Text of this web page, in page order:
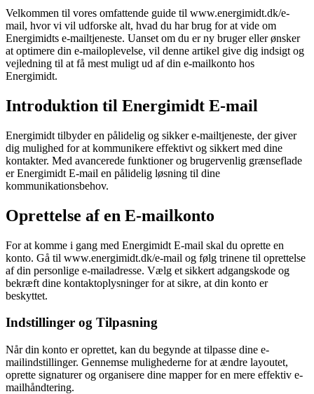
Velkommen til vores omfattende guide til www.energimidt.dk/e-
mail, hvor vi vil udforske alt, hvad du har brug for at vide om
Energimidts e-mailtjeneste. Uanset om du er ny bruger eller ønsker
at optimere din e-mailoplevelse, vil denne artikel give dig indsigt og
vejledning til at få mest muligt ud af din e-mailkonto hos
Energimidt.
Introduktion til Energimidt E-mail
Energimidt tilbyder en pålidelig og sikker e-mailtjeneste, der giver
dig mulighed for at kommunikere effektivt og sikkert med dine
kontakter. Med avancerede funktioner og brugervenlig grænseflade
er Energimidt E-mail en pålidelig løsning til dine
kommunikationsbehov.
Oprettelse af en E-mailkonto
For at komme i gang med Energimidt E-mail skal du oprette en
konto. Gå til www.energimidt.dk/e-mail og følg trinene til oprettelse
af din personlige e-mailadresse. Vælg et sikkert adgangskode og
bekræft dine kontaktoplysninger for at sikre, at din konto er
beskyttet.
Indstillinger og Tilpasning
Når din konto er oprettet, kan du begynde at tilpasse dine e-
mailindstillinger. Gennemse mulighederne for at ændre layoutet,
oprette signaturer og organisere dine mapper for en mere effektiv e-
mailhåndtering.